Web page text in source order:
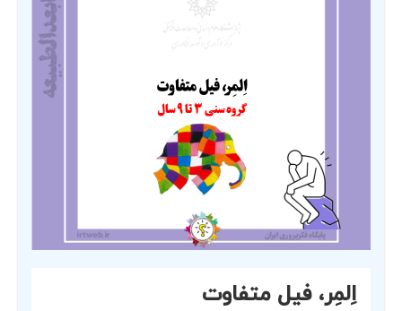
اِلمِر، فیل متفاوت